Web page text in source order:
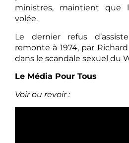
ministres, maintient que
volée.
Le dernier refus
remonte à 1974, par
dans le scandale sexuel du
Le Média Pour Tous
Voir ou revoir :